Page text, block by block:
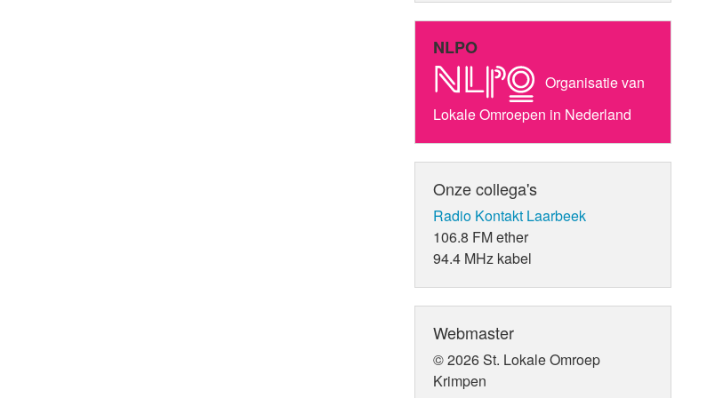
NLPO
Organisatie van
Lokale Omroepen in Nederland
Onze collega's
Radio Kontakt Laarbeek
106.8 FM ether
94.4 MHz kabel
Webmaster
© 2026 St. Lokale Omroep
Krimpen